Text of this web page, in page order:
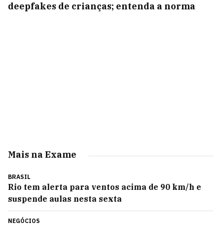
deepfakes de crianças; entenda a norma
Mais na Exame
BRASIL
Rio tem alerta para ventos acima de 90 km/h e
suspende aulas nesta sexta
NEGÓCIOS